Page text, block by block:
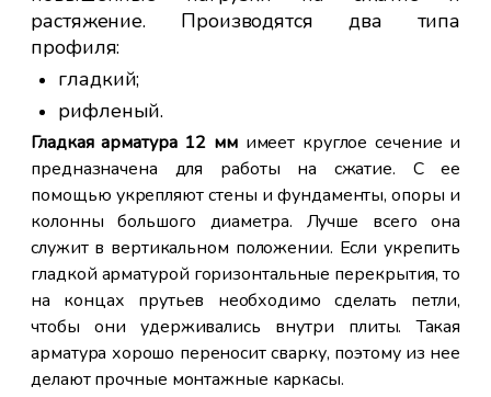
растяжение. Производятся два типа
профиля:
гладкий;
рифленый.
Гладкая арматура 12 ммимеет круглое сечение и
предназначена для работы на сжатие. С ее
помощью укрепляют стены и фундаменты, опоры и
колонны большого диаметра. Лучше всего она
служит в вертикальном положении. Если укрепить
гладкой арматурой горизонтальные перекрытия, то
на концах прутьев необходимо сделать петли,
чтобы они удерживались внутри плиты. Такая
арматура хорошо переносит сварку, поэтому из нее
делают прочные монтажные каркасы.